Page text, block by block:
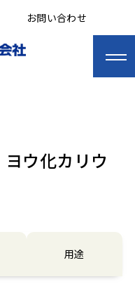
お問い合わせ
ウ化カリウ
用途